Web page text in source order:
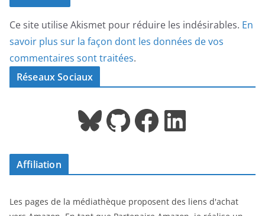
Ce site utilise Akismet pour réduire les indésirables. En
savoir plus sur la façon dont les données de vos
commentaires sont traitées.
Réseaux Sociaux
Bluesky GitHub Facebook LinkedIn
Affiliation
Les pages de la médiathèque proposent des liens d'achat